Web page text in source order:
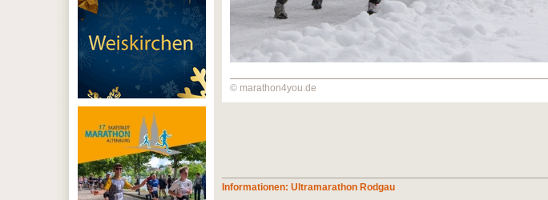
© marathon4you.de
Informationen: Ultramarathon Rodgau